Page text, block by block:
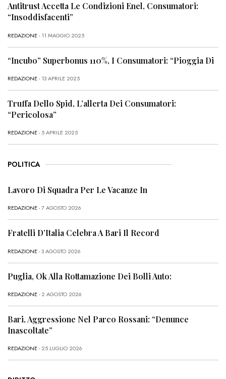
Antitrust Accetta Le Condizioni Enel, Consumatori:
“Insoddisfacenti”
REDAZIONE- 11 MAGGIO 2025
“Incubo” Superbonus 110%, I Consumatori: “Pioggia Di
REDAZIONE- 13 APRILE 2025
Truffa Dello Spid, L’allerta Dei Consumatori:
“Pericolosa”
REDAZIONE- 5 APRILE 2025
POLITICA
Lavoro Di Squadra Per Le Vacanze In
REDAZIONE- 7 AGOSTO 2026
Fratelli D’Italia Celebra A Bari Il Record
REDAZIONE- 3 AGOSTO 2026
Puglia, Ok Alla Rottamazione Dei Bolli Auto:
REDAZIONE- 2 AGOSTO 2026
Bari, Aggressione Nel Parco Rossani: “Denunce
Inascoltate”
REDAZIONE- 25 LUGLIO 2026